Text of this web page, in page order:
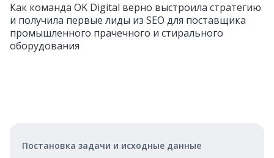
Как команда OK Digital верно выстроила стратегию
и получила первые лиды из SEO для поставщика
промышленного прачечного и стирального
оборудования
Постановка задачи и исходные данные